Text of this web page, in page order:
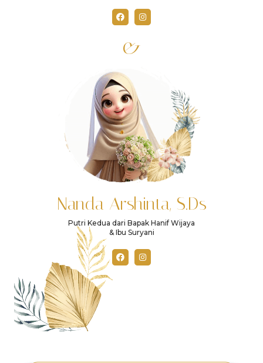
&
Nanda Arshinta, S.Ds
Putri Kedua dari Bapak Hanif Wijaya
& Ibu Suryani